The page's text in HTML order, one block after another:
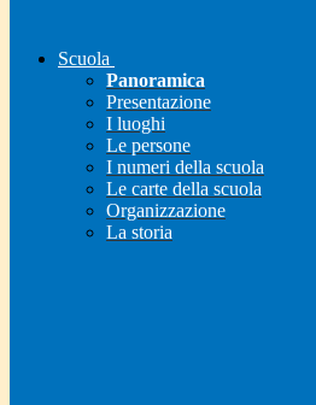
Scuola
Panoramica
Presentazione
I luoghi
Le persone
I numeri della scuola
Le carte della scuola
Organizzazione
La storia